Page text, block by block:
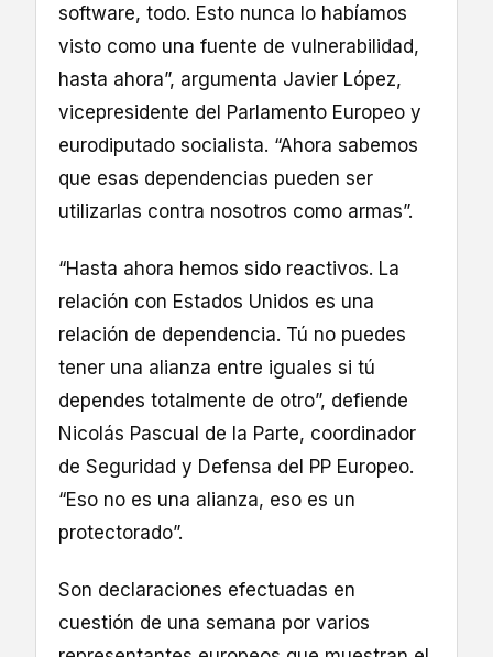
software, todo. Esto nunca lo habíamos
visto como una fuente de vulnerabilidad,
hasta ahora”, argumenta Javier López,
vicepresidente del Parlamento Europeo y
eurodiputado socialista. “Ahora sabemos
que esas dependencias pueden ser
utilizarlas contra nosotros como armas”.
“Hasta ahora hemos sido reactivos. La
relación con Estados Unidos es una
relación de dependencia. Tú no puedes
tener una alianza entre iguales si tú
dependes totalmente de otro”, defiende
Nicolás Pascual de la Parte, coordinador
de Seguridad y Defensa del PP Europeo.
“Eso no es una alianza, eso es un
protectorado”.
Son declaraciones efectuadas en
cuestión de una semana por varios